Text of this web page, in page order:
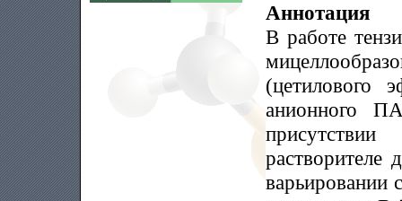
Аннотация
В работе
(цетилового
анионного